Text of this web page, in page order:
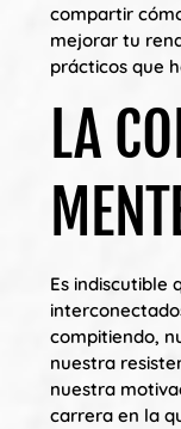
compartir
mejorar tu
prácticos que
LA
Es indiscutible
compitiendo,
nuestra
nuestra
carrera en la